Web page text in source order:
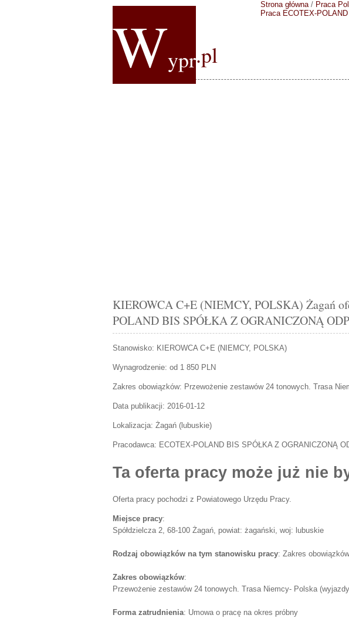
Wypr.pl
Strona główna/ Praca
Praca ECOTEX-
KIEROWCA C+E (NIEMCY, POLSKA) Żagań
POLAND BIS SPÓŁKA Z OGRANICZONĄ
Stanowisko: KIEROWCA C+E (NIEMCY, POLSKA)
Wynagrodzenie: od 1 850 PLN
Zakres obowiązków: Przewożenie zestawów 24 tonowych. Trasa
Data publikacji: 2016-01-12
Lokalizacja: Żagań ( lubuskie)
Pracodawca: ECOTEX-POLAND BIS SPÓŁKA Z OGRANICZONĄ
Ta oferta pracy może już nie
Oferta pracy pochodzi z Powiatowego Urzędu Pracy.
Miejsce pracy:
Spółdzielcza 2, 68-100 Żagań, powiat: żagański, woj: lubuskie
Rodzaj obowiązków na tym stanowisku pracy: Zakres obowiązków
Zakres obowiązków:
Przewożenie zestawów 24 tonowych. Trasa Niemcy- Polska
Forma zatrudnienia: Umowa o pracę na okres próbny